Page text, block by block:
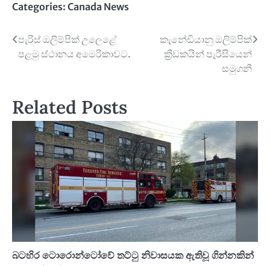
Categories: Canada News
Post
navigation
පැරිස් ඔලිම්පික් උලෙළේ
පළමු ස්ථානය අමෙරිකාවට.
කැනේඩියානු ඔලිම්පික්
ක්‍රීඩකයින් පැරීසියෙන්
සමුගනී
Related Posts
බටහිර ටොරොන්ටෝවේ තට්ටු නිවාසයක ඇතිවූ ගින්නකින්